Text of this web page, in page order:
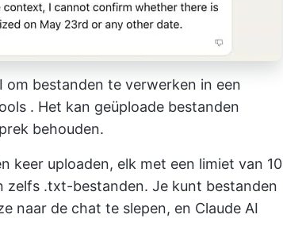
om bestanden te verwerken in een
. Het kan geüploade bestanden
behouden.
keer uploaden, elk met een limiet van 10
zelfs .txt-bestanden. Je kunt bestanden
naar de chat te slepen, en Claude AI